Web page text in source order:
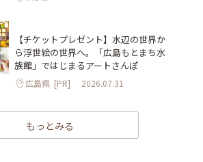
【チケットプレゼント】水辺の世界か
ら浮世絵の世界へ。「広島もとまち水
族館」ではじまるアートさんぽ
広島県 [PR] 2026.07.31
もっとみる